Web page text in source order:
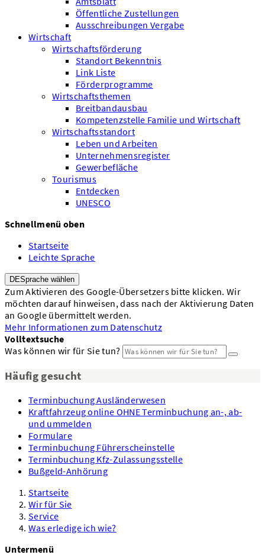
Öffentliche Zustellungen
Ausschreibungen Vergabe
Wirtschaft
Wirtschaftsförderung
Standort Bekenntnis
Link Liste
Förderprogramme
Wirtschaftsthemen
Breitbandausbau
Kompetenzstelle Familie und Wirtschaft
Wirtschaftsstandort
Leben und Arbeiten
Unternehmensregister
Gewerbefläche
Tourismus
Entdecken
UNESCO
Schnellmenü oben
Startseite
Leichte Sprache
DE Sprache wählen
Zum Aktivieren des Google-Übersetzers bitte klicken. Wir
möchten darauf hinweisen, dass nach der Aktivierung Daten
an Google übermittelt werden.
Mehr Informationen zum Datenschutz
Volltextsuche
Was können wir für Sie tun?
Häufig gesucht
Terminbuchung Ausländerwesen
Kraftfahrzeug online OHNE Terminbuchung an-, ab-
und ummelden
Formulare
Terminbuchung Führerscheinstelle
Terminbuchung Kfz-Zulassungsstelle
Bußgeld-Anhörung
Startseite
Wir für Sie
Service
Was erledige ich wie?
Untermenü